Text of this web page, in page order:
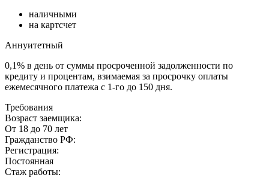
наличными
на картсчет
Аннуитетный
0,1% в день от суммы просроченной задолженности по
кредиту и процентам, взимаемая за просрочку оплаты
ежемесячного платежа с 1-го до 150 дня.
Требования
Возраст заемщика:
От 18 до 70 лет
Гражданство РФ:
Регистрация:
Постоянная
Стаж работы: